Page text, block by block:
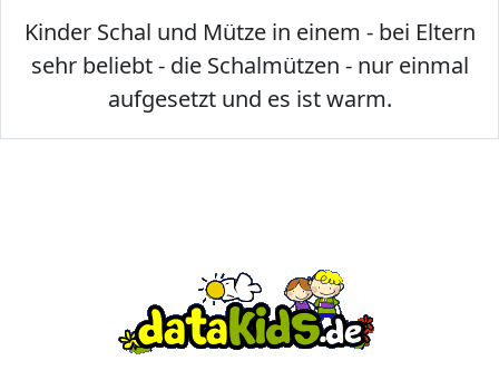
Kinder Schal und Mütze in einem - bei Eltern
sehr beliebt - die Schalmützen - nur einmal
aufgesetzt und es ist warm.